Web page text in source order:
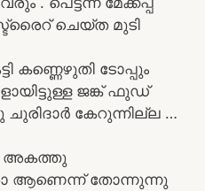
ചെയ്ത മുടി
കണ്ണെഴുതി ടോപ്പും
ജങ്ക് ഫുഡ്
കേറുന്നില്ല …
അകത്തു
ആണെന്ന് തോന്നുന്നു